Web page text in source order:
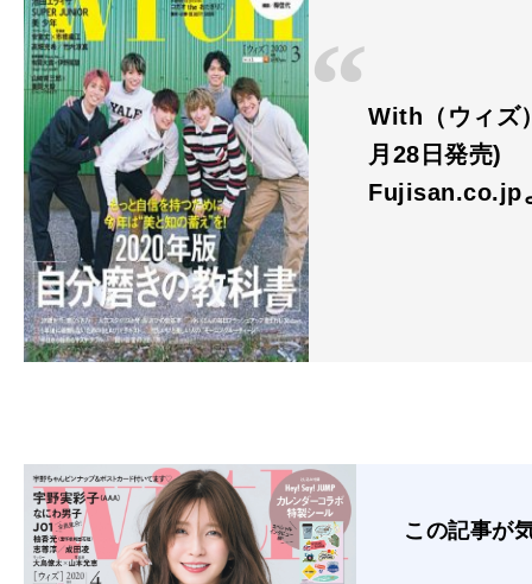
With（ウィズ
月28日発売)
Fujisan.co.jp
この記事が